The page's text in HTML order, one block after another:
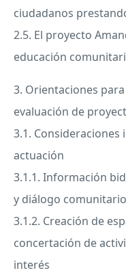
ciudadanos
2.5. El proyecto
educación
3. Orientaciones
evaluación de
3.1.
actuación
3.1.1. Información
y diálogo comunitario
3.1.2. Creación de
concertación de
interés